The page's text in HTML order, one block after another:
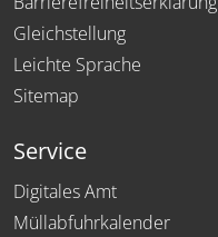
Gleichstellung
Leichte Sprache
Sitemap
Service
Digitales Amt
Müllabfuhrkalender